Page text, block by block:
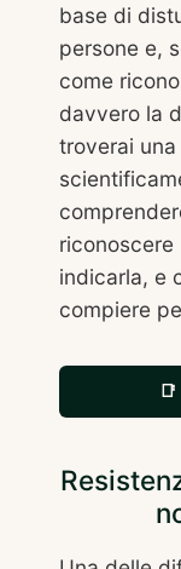
base di
persone e,
come
davvero la
troverai
indicarla, e
compiere